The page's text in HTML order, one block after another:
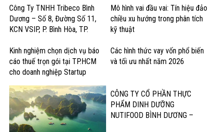
Công Ty TNHH Tribeco Bình
Dương – Số 8, Đường Số 11,
KCN VSIP, P. Bình Hòa, TP.
Khát & Thực Phẩm
Mô hình vai đầu vai: Tín hiệu đảo
chiều xu hướng trong phân tích
kỹ thuật
Kinh nghiệm chọn dịch vụ báo
cáo thuế trọn gói tại TP.HCM
cho doanh nghiệp Startup
Các hình thức vay vốn phổ biến
và tối ưu nhất năm 2026
CÔNG TY CỔ PHẦN THỰC
PHẨM DINH DƯỠNG
NUTIFOOD BÌNH DƯƠNG –